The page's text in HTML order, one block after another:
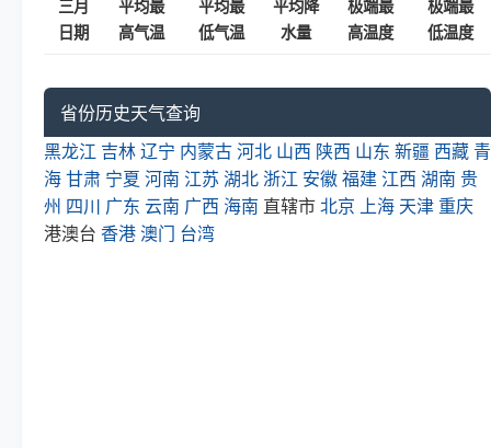
三月
日期
平均最
高气温
平均最
低气温
平均降
水量
极端最
高温度
极端最
低温度
省份历史天气查询
黑龙江 吉林辽宁 内蒙古河北 山西 陕西 山东 新疆 西藏 青
海甘肃 宁夏 河南 江苏 湖北 浙江 安徽福建 江西 湖南 贵
州 四川 广东 云南 广西 海南 直辖市北京 上海 天津 重庆
港澳台 香港澳门 台湾